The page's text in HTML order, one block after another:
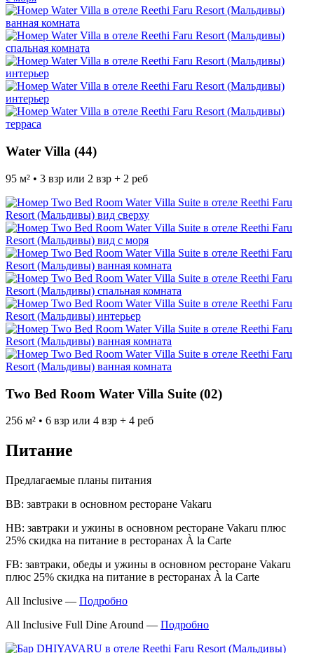
Water Villa (44)
95 м² • 3 взр или 2 взр + 2 реб
Two Bed Room Water Villa Suite (02)
256 м² • 6 взр или 4 взр + 4 реб
Питание
Предлагаемые планы питания
ВВ: завтраки в основном ресторане Vakaru
НВ: завтраки и ужины в основном ресторане Vakaru плюс
25% скидка на питание в ресторанах À la Carte
FB: завтраки, обеды и ужины в основном ресторане Vakaru
плюс 25% скидка на питание в ресторанах À la Carte
All Inclusive — Подробно
All Inclusive Full Dine Around — Подробно